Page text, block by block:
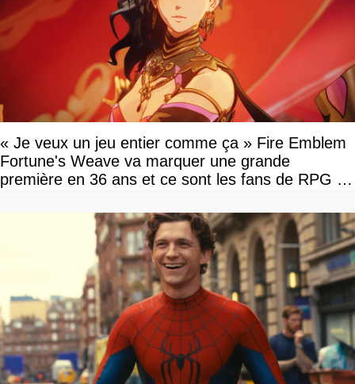
« Je veux un jeu entier comme ça » Fire Emblem
Fortune's Weave va marquer une grande
première en 36 ans et ce sont les fans de RPG en